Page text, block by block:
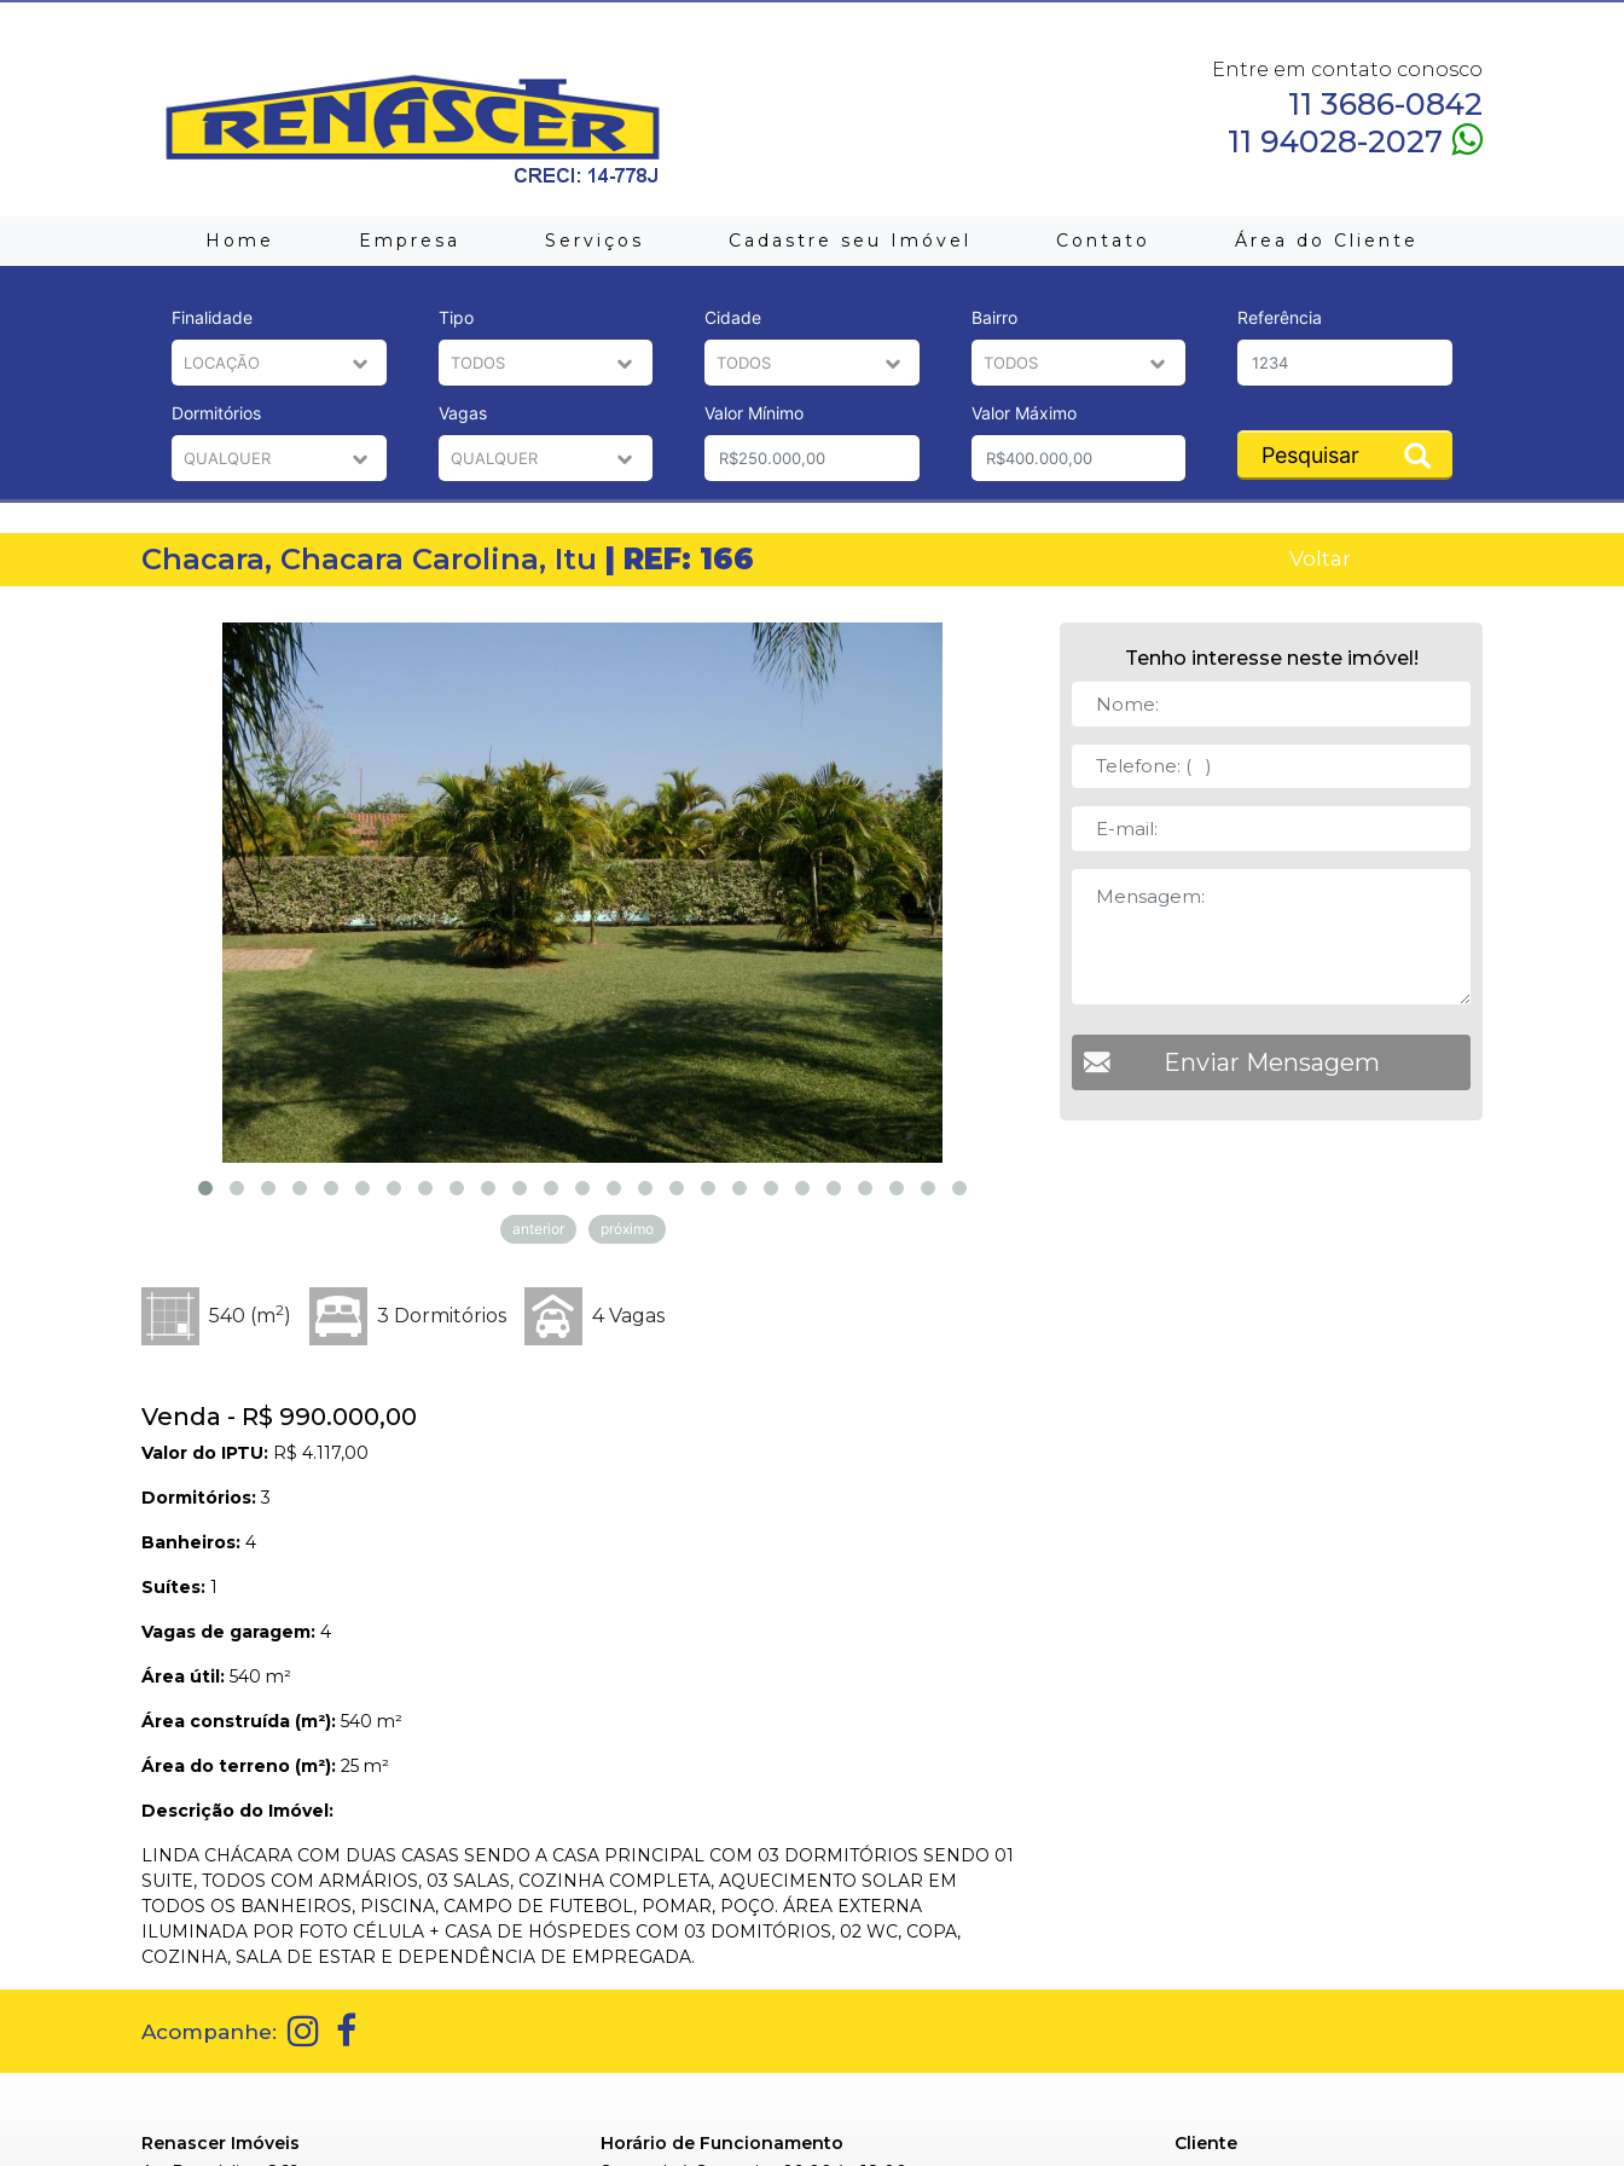
Entre em contato conosco
11 3686-0842
11 94028-2027
Home Empresa Serviços Cadastre seu Imóvel Contato Área do Cliente
Finalidade Tipo Cidade Bairro Referência
Dormitórios Vagas Valor Mínimo Valor Máximo
Chacara, Chacara Carolina, Itu | REF: 166 Voltar
anterior próximo
540 (m2) 3 Dormitórios 4 Vagas
Venda - R$ 990.000,00
Valor do IPTU: R$ 4.117,00
Dormitórios:3
Banheiros: 4
Suítes: 1
Vagas de garagem: 4
Área útil: 540 m²
Área construída (m²): 540 m²
Área do terreno (m²): 25 m²
Descrição do Imóvel:
LINDA CHÁCARA COM DUAS CASAS SENDO A CASA PRINCIPAL COM 03 DORMITÓRIOS SENDO 01
SUITE, TODOS COM ARMÁRIOS, 03 SALAS, COZINHA COMPLETA, AQUECIMENTO SOLAR EM
TODOS OS BANHEIROS, PISCINA, CAMPO DE FUTEBOL, POMAR, POÇO. ÁREA EXTERNA
ILUMINADA POR FOTO CÉLULA + CASA DE HÓSPEDES COM 03 DOMITÓRIOS, 02 WC, COPA,
COZINHA, SALA DE ESTAR E DEPENDÊNCIA DE EMPREGADA.
Tenho interesse neste imóvel!
Acompanhe:
Renascer Imóveis
Horário de Funcionamento
Cliente